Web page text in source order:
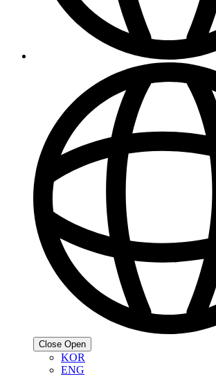
Close Open
KOR
ENG